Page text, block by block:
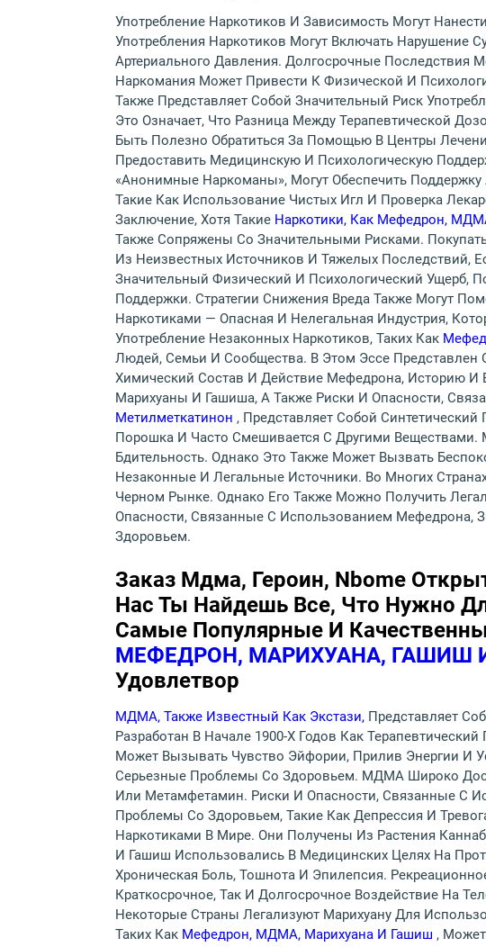
Употребление Наркотиков И Зависимость Могут
Употребления Наркотиков Могут Включать
Артериального Давления. Долгосрочные
Наркомания Может Привести К Физической И
Также Представляет Собой Значительный Риск
Это Означает, Что Разница Между Терапевтической
Быть Полезно Обратиться За Помощью В Центры
Предоставить Медицинскую И Психологическую
«Анонимные Наркоманы», Могут Обеспечить
Такие Как Использование Чистых Игл И Проверка
Заключение, Хотя Такие Наркотики, Как Мефедрон,
Также Сопряжены Со Значительными Рисками.
Из Неизвестных Источников И Тяжелых Последствий,
Значительный Физический И Психологический Ущерб,
Поддержки. Стратегии Снижения Вреда Также Могут
Наркотиками — Опасная И Нелегальная Индустрия,
Употребление Незаконных Наркотиков, Таких Как
Людей, Семьи И Сообщества. В Этом Эссе Представлен
Химический Состав И Действие Мефедрона, Историю
Марихуаны И Гашиша, А Также Риски И Опасности,
Метилметкатинон , Представляет Собой
Порошка И Часто Смешивается С Другими
Бдительность. Однако Это Также Может Вызвать
Незаконные И Легальные Источники. Во Многих
Черном Рынке. Однако Его Также Можно Получить
Опасности, Связанные С Использованием Мефедрона,
Здоровьем.
Заказ Мдма, Героин, Nbome
Нас Ты Найдешь Все, Что Нужно
Самые Популярные И
МЕФЕДРОН, МАРИХУАНА, ГАШИШ
Удовлетвор
МДМА, Также Известный Как Экстази, Представляет
Разработан В Начале 1900-Х Годов Как
Может Вызывать Чувство Эйфории, Прилив Энергии И
Серьезные Проблемы Со Здоровьем. МДМА Широко
Или Метамфетамин. Риски И Опасности, Связанные С
Проблемы Со Здоровьем, Такие Как Депрессия И
Наркотиками В Мире. Они Получены Из Растения
И Гашиш Использовались В Медицинских Целях На
Хроническая Боль, Тошнота И Эпилепсия.
Краткосрочное, Так И Долгосрочное Воздействие На
Некоторые Страны Легализуют Марихуану Для
Таких Как Мефедрон, МДМА, Марихуана И Гашиш ,